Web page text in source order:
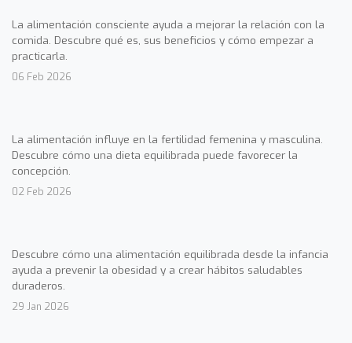
La alimentación consciente ayuda a mejorar la relación con la
comida. Descubre qué es, sus beneficios y cómo empezar a
practicarla.
06 Feb 2026
La alimentación influye en la fertilidad femenina y masculina.
Descubre cómo una dieta equilibrada puede favorecer la
concepción.
02 Feb 2026
Descubre cómo una alimentación equilibrada desde la infancia
ayuda a prevenir la obesidad y a crear hábitos saludables
duraderos.
29 Jan 2026